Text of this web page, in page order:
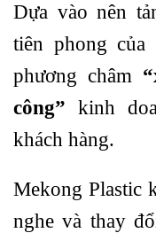
Dựa vào nên
tiên phong
phương châm
công” kinh
khách hàng.
Mekong Plastic
nghe và thay